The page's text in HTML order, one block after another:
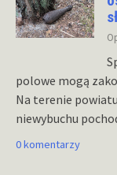
polowe mogą
Na terenie
niewybuchu
0 komentarzy